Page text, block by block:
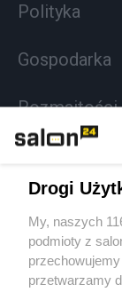
Polityka
Gospodarka
Rozmaitości
Sport
Drogi
My, naszych
podmioty z
przetwarzamy